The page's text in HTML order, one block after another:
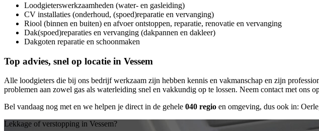
Loodgieterswerkzaamheden (water- en gasleiding)
CV installaties (onderhoud, (spoed)reparatie en vervanging)
Riool (binnen en buiten) en afvoer ontstoppen, reparatie, renovatie en vervanging
Dak(spoed)reparaties en vervanging (dakpannen en dakleer)
Dakgoten reparatie en schoonmaken
Top advies, snel op locatie in Vessem
Alle loodgieters die bij ons bedrijf werkzaam zijn hebben kennis en vakmanschap en zijn
problemen aan zowel gas als waterleiding snel en vakkundig op te lossen. Neem contact met ons
Bel vandaag nog meten we helpen je direct in de gehele 040 regio en omgeving, dus ook in:
Lekkage of verstopping in Vessem?